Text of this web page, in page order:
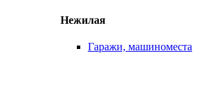
Нежилая
Гаражи, машиноместа